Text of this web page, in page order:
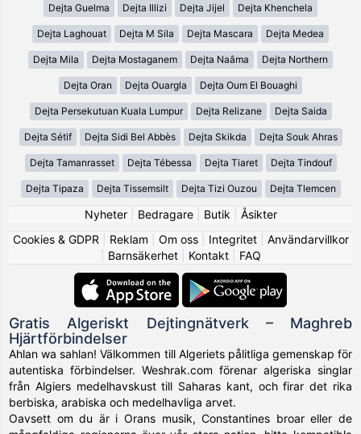
Dejta Guelma Dejta Illizi Dejta Jijel Dejta Khenchela
Dejta Laghouat Dejta M Sila Dejta Mascara Dejta Medea
Dejta Mila Dejta Mostaganem Dejta Naâma Dejta Northern
Dejta Oran Dejta Ouargla Dejta Oum El Bouaghi
Dejta Persekutuan Kuala Lumpur Dejta Relizane Dejta Saida
Dejta Sétif Dejta Sidi Bel Abbès Dejta Skikda Dejta Souk Ahras
Dejta Tamanrasset Dejta Tébessa Dejta Tiaret Dejta Tindouf
Dejta Tipaza Dejta Tissemsilt Dejta Tizi Ouzou Dejta Tlemcen
Nyheter| Bedragare| Butik
Åsikter
Cookies & GDPR
Reklam Om oss| Integritet| Användarvillkor
Barnsäkerhet| Kontakt| FAQ
Gratis Algeriskt Dejtingnätverk – Maghreb
Hjärtförbindelser
Ahlan wa sahlan! Välkommen till Algeriets pålitliga gemenskap för
autentiska förbindelser. Weshrak.com förenar algeriska singlar
från Algiers medelhavskust till Saharas kant, och firar det rika
berbiska, arabiska och medelhavliga arvet.
Oavsett om du är i Orans musik, Constantines broar eller de